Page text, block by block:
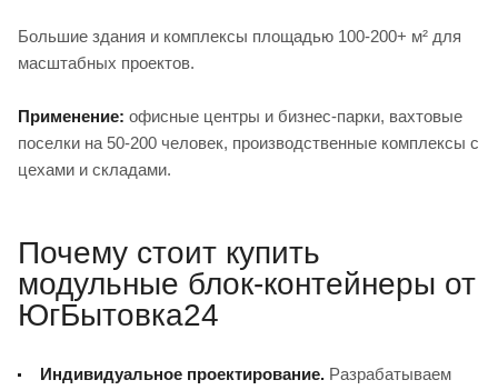
Большие здания и комплексы площадью 100-200+ м² для
масштабных проектов.
Применение: офисные центры и бизнес-парки, вахтовые
поселки на 50-200 человек, производственные комплексы с
цехами и складами.
Почему стоит купить
модульные блок-контейнеры от
ЮгБытовка24
Индивидуальное проектирование. Разрабатываем